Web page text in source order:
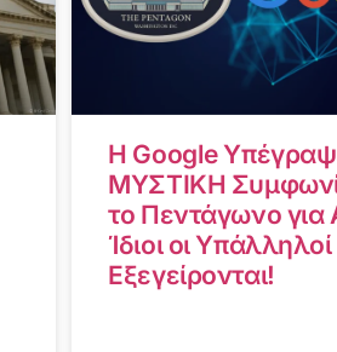
Η Google
ΜΥΣΤΙΚΗ
το Πεντάγωνο για
Ίδιοι οι
Εξεγείρονται!